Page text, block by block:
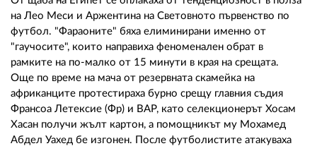
на Лео Меси и Аржентина на Световното първенство по
футбол. "Фараоните" бяха елиминирани именно от
"гаучосите", които направиха феноменален обрат в
рамките на по-малко от 15 минути в края на срещата.
Още по време на мача от резервната скамейка на
африканците протестираха бурно срещу главния съдия
Франсоа Летексие (Фр) и ВАР, като селекционерът Хосам
Хасан получи жълт картон, а помощникът му Мохамед
Абдел Уахед бе изгонен. После футболистите атакуваха